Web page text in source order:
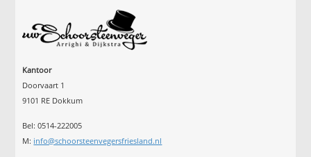
Kantoor
Doorvaart 1
9101 RE Dokkum
Bel: 0514-222005
M: info@schoorsteenvegersfriesland.nl